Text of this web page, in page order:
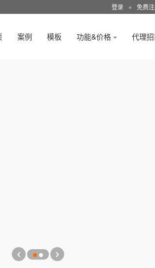
登录 ● 免费
案例 模板 功能&价格 代理